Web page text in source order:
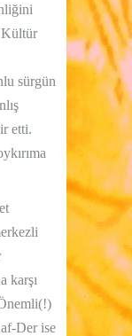
Kültür
sürgün
etti.
karşı
Der ise